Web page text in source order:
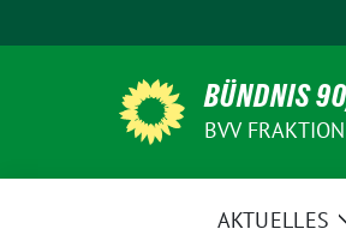
zum
BÜNDNIS
BVV
AKTUELLES